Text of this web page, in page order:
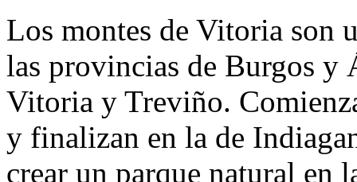
Los montes de Vitoria son
las provincias de Burgos y
Vitoria y Treviño.
y finalizan en la de
crear un parque natural en